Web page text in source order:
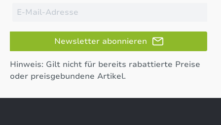
Newsletter abonnieren
Hinweis: Gilt nicht für bereits rabattierte Preise
oder preisgebundene Artikel.